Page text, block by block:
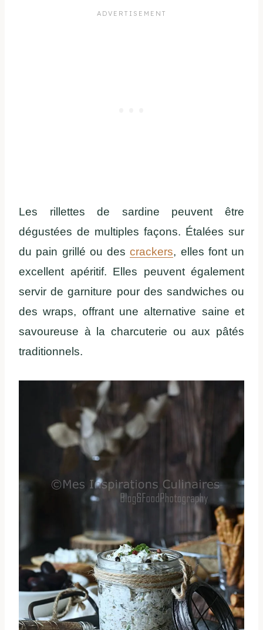
Les rillettes de sardine peuvent être
dégustées de multiples façons. Étalées sur
du pain grillé ou descrackers, elles font un
excellent apéritif. Elles peuvent également
servir de garniture pour des sandwiches ou
des wraps, offrant une alternative saine et
savoureuse à la charcuterie ou aux pâtés
traditionnels.